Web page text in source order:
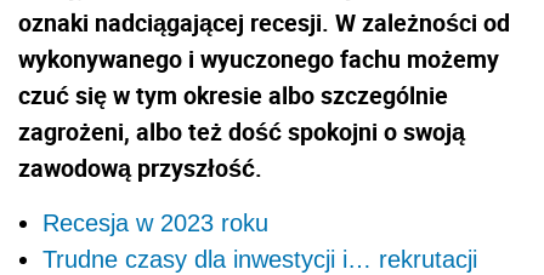
oznaki nadciągającej recesji. W zależności od
wykonywanego i wyuczonego fachu możemy
czuć się w tym okresie albo szczególnie
zagrożeni, albo też dość spokojni o swoją
zawodową przyszłość.
Recesja w 2023 roku
Trudne czasy dla inwestycji i… rekrutacji